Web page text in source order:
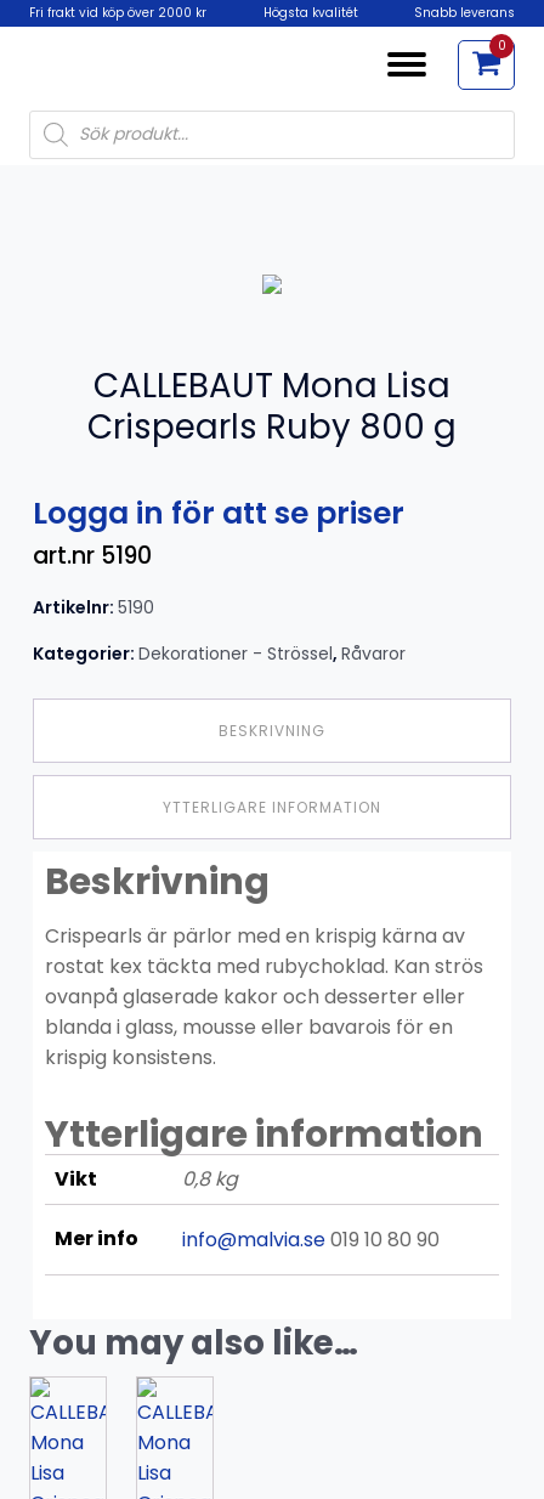
Fri frakt vid köp över 2000 kr Högsta kvalitét
Snabb leverans
0
Products
search
CALLEBAUT Mona Lisa
Crispearls Ruby 800 g
Logga in för att se priser
art.nr 5190
Artikelnr: 5190
Kategorier: Dekorationer - Strössel, Råvaror
BESKRIVNING
YTTERLIGARE INFORMATION
Beskrivning
Crispearls är pärlor med en krispig kärna av
rostat kex täckta med rubychoklad. Kan strös
ovanpå glaserade kakor och desserter eller
blanda i glass, mousse eller bavarois för en
krispig konsistens.
Ytterligare information
Vikt 0,8 kg
Mer info info@malvia.se019 10 80 90
You may also like…